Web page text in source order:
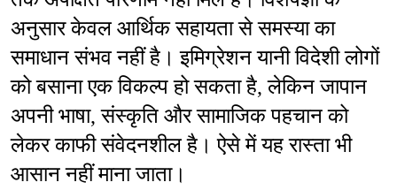
अनुसार केवल आर्थिक सहायता से समस्या का
समाधान संभव नहीं है। इमिग्रेशन यानी विदेशी लोगों
को बसाना एक विकल्प हो सकता है, लेकिन जापान
अपनी भाषा, संस्कृति और सामाजिक पहचान को
लेकर काफी संवेदनशील है। ऐसे में यह रास्ता भी
आसान नहीं माना जाता।